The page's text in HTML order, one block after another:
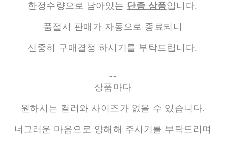
한정수량으로 남아있는 단종 상품입니다.
품절시 판매가 자동으로 종료되니
신중히 구매결정 하시기를 부탁드립니다.
--
상품마다
원하시는 컬러와 사이즈가 없을 수 있습니다.
너그러운 마음으로 양해해 주시기를 부탁드리며